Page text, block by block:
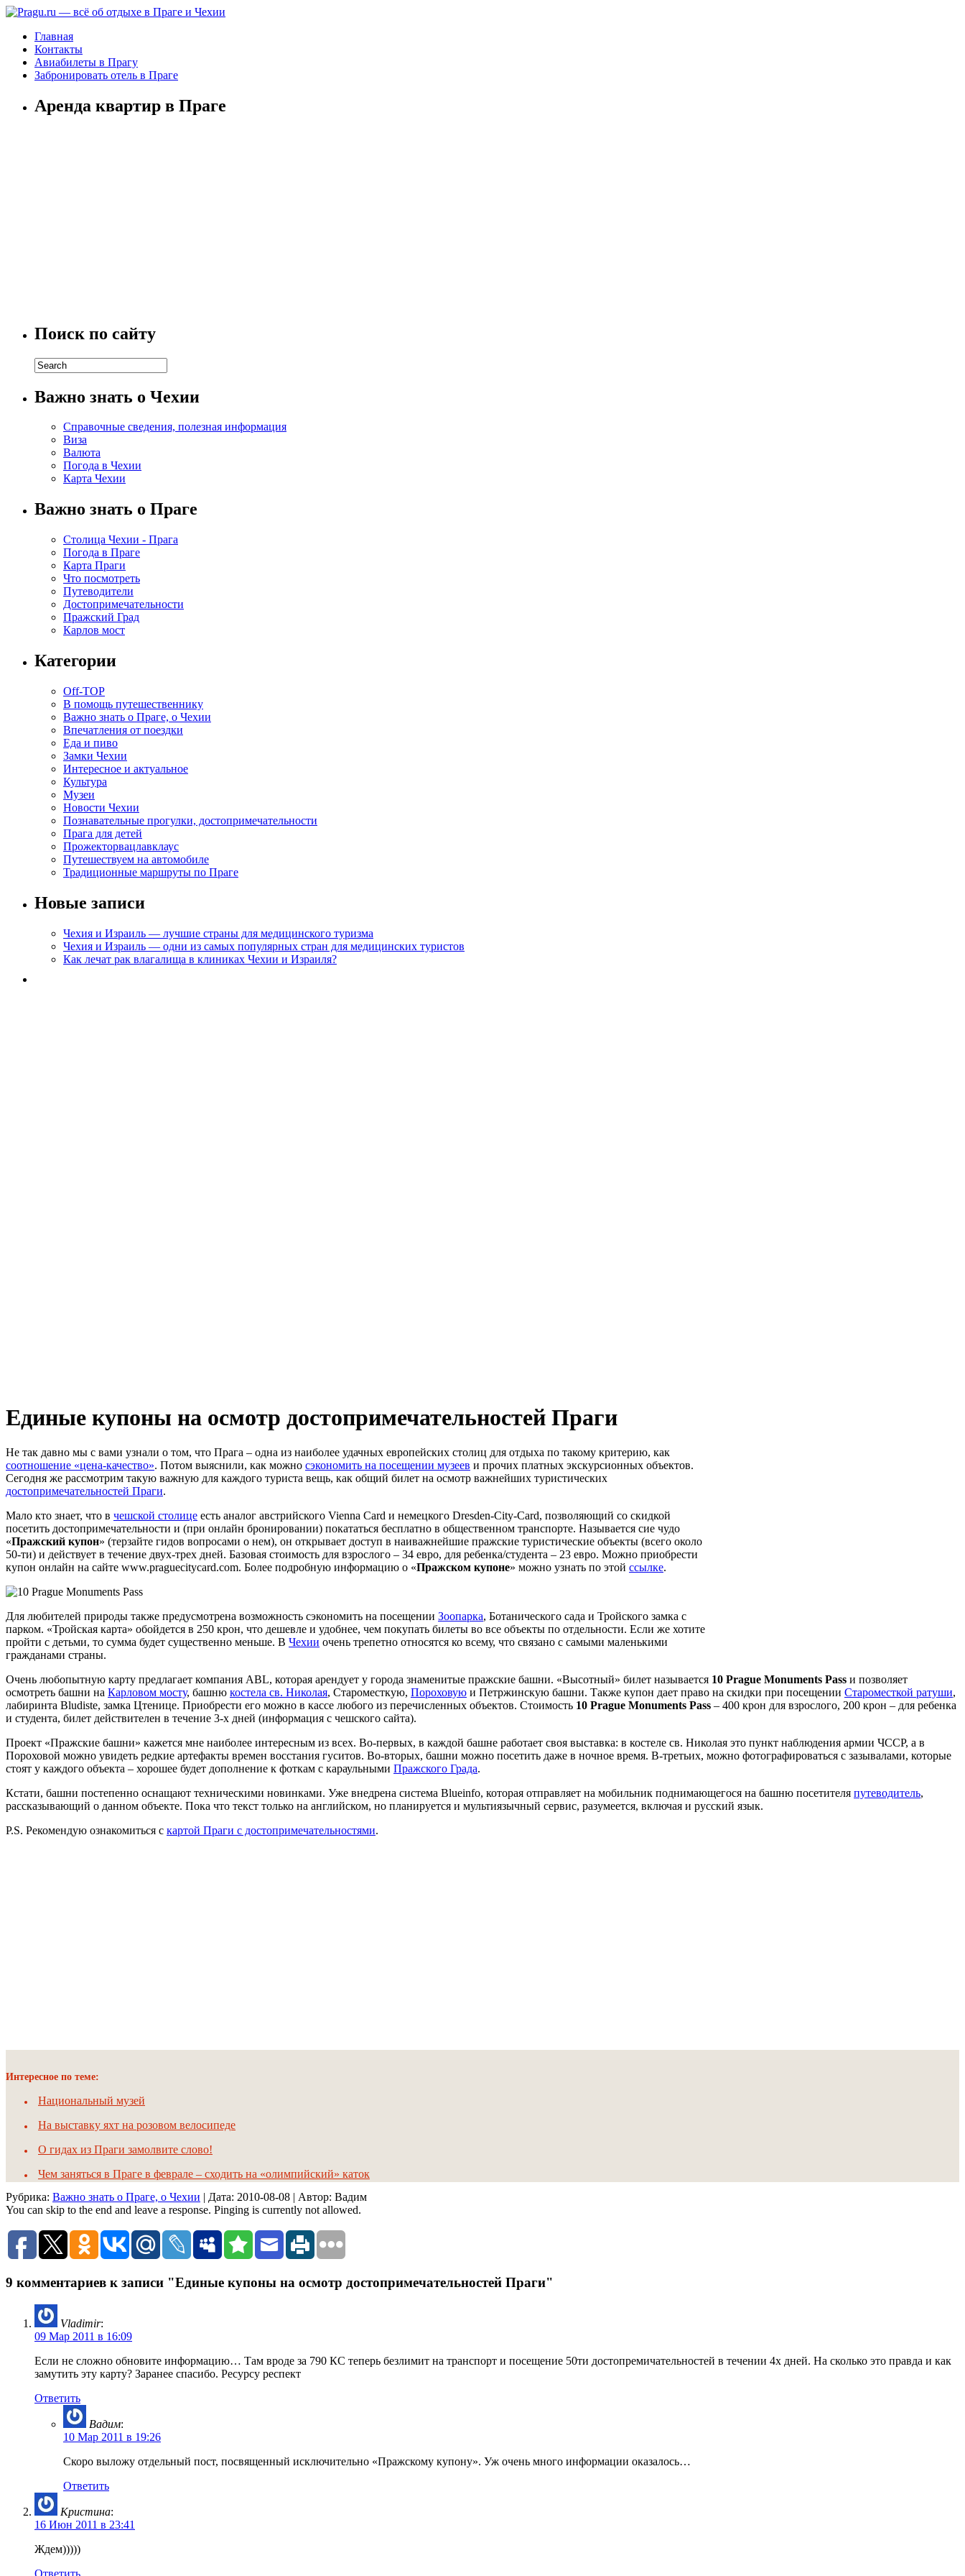
Главная
Контакты
Авиабилеты в Прагу
Забронировать отель в Праге
Аренда квартир в Праге
Поиск по сайту
Важно знать о Чехии
Справочные сведения, полезная информация
Виза
Валюта
Погода в Чехии
Карта Чехии
Важно знать о Праге
Столица Чехии - Прага
Погода в Праге
Карта Праги
Что посмотреть
Путеводители
Достопримечательности
Пражский Град
Карлов мост
Категории
Off-TOP
В помощь путешественнику
Важно знать о Праге, о Чехии
Впечатления от поездки
Еда и пиво
Замки Чехии
Интересное и актуальное
Культура
Музеи
Новости Чехии
Познавательные прогулки, достопримечательности
Прага для детей
Прожекторвацлавклаус
Путешествуем на автомобиле
Традиционные маршруты по Праге
Новые записи
Чехия и Израиль — лучшие страны для медицинского туризма
Чехия и Израиль — одни из самых популярных стран для медицинских туристов
Как лечат рак влагалища в клиниках Чехии и Израиля?
Единые купоны на осмотр достопримечательностей Праги
Не так давно мы с вами узнали о том, что Прага – одна из наиболее удачных европейских столиц для отдыха по такому критерию, как
соотношение «цена-качество». Потом выяснили, как можно сэкономить на посещении музеев и прочих платных экскурсионных объектов.
Сегодня же рассмотрим такую важную для каждого туриста вещь, как общий билет на осмотр важнейших туристических
достопримечательностей Праги.
Мало кто знает, что в чешской столице есть аналог австрийского Vienna Card и немецкого Dresden-City-Card, позволяющий со скидкой
посетить достопримечательности и (при онлайн бронировании) покататься бесплатно в общественном транспорте. Называется сие чудо
«Пражский купон» (терзайте гидов вопросами о нем), он открывает доступ в наиважнейшие пражские туристические объекты (всего около
50-ти) и действует в течение двух-трех дней. Базовая стоимость для взрослого – 34 евро, для ребенка/студента – 23 евро. Можно приобрести
купон онлайн на сайте www.praguecitycard.com. Более подробную информацию о «Пражском купоне» можно узнать по этой ссылке.
Для любителей природы также предусмотрена возможность сэкономить на посещении Зоопарка, Ботанического сада и Тройского замка с
парком. «Тройская карта» обойдется в 250 крон, что дешевле и удобнее, чем покупать билеты во все объекты по отдельности. Если же хотите
пройти с детьми, то сумма будет существенно меньше. В Чехии очень трепетно относятся ко всему, что связано с самыми маленькими
гражданами страны.
Очень любопытную карту предлагает компания ABL, которая арендует у города знаменитые пражские башни. «Высотный» билет называется 10 Prague Monuments Pass и позволяет
осмотреть башни на Карловом мосту, башню костела св. Николая, Староместкую, Пороховую и Петржинскую башни. Также купон дает право на скидки при посещении Староместкой ратуши,
лабиринта Bludiste, замка Цтенице. Приобрести его можно в кассе любого из перечисленных объектов. Стоимость 10 Prague Monuments Pass – 400 крон для взрослого, 200 крон – для ребенка
и студента, билет действителен в течение 3-х дней (информация с чешского сайта).
Проект «Пражские башни» кажется мне наиболее интересным из всех. Во-первых, в каждой башне работает своя выставка: в костеле св. Николая это пункт наблюдения армии ЧССР, а в
Пороховой можно увидеть редкие артефакты времен восстания гуситов. Во-вторых, башни можно посетить даже в ночное время. В-третьих, можно фотографироваться с зазывалами, которые
стоят у каждого объекта – хорошее будет дополнение к фоткам с караульными Пражского Града.
Кстати, башни постепенно оснащают техническими новинками. Уже внедрена система Blueinfo, которая отправляет на мобильник поднимающегося на башню посетителя путеводитель,
рассказывающий о данном объекте. Пока что текст только на английском, но планируется и мультиязычный сервис, разумеется, включая и русский язык.
P.S. Рекомендую ознакомиться с картой Праги с достопримечательностями.
Интересное по теме:
Национальный музей
На выставку яхт на розовом велосипеде
О гидах из Праги замолвите слово!
Чем заняться в Праге в феврале – сходить на «олимпийский» каток
Рубрика: Важно знать о Праге, о Чехии | Дата: 2010-08-08 | Автор: Вадим
You can skip to the end and leave a response. Pinging is currently not allowed.
9 комментариев к записи "Единые купоны на осмотр достопримечательностей Праги"
Vladimir:
09 Мар 2011 в 16:09
Если не сложно обновите информацию… Там вроде за 790 КС теперь безлимит на транспорт и посещение 50ти достопремичательностей в течении 4х дней. На сколько это правда и как
замутить эту карту? Заранее спасибо. Ресурсу респект
Ответить
Вадим:
10 Мар 2011 в 19:26
Скоро выложу отдельный пост, посвященный исключительно «Пражскому купону». Уж очень много информации оказалось…
Ответить
Кристина:
16 Июн 2011 в 23:41
Ждем)))))
Ответить